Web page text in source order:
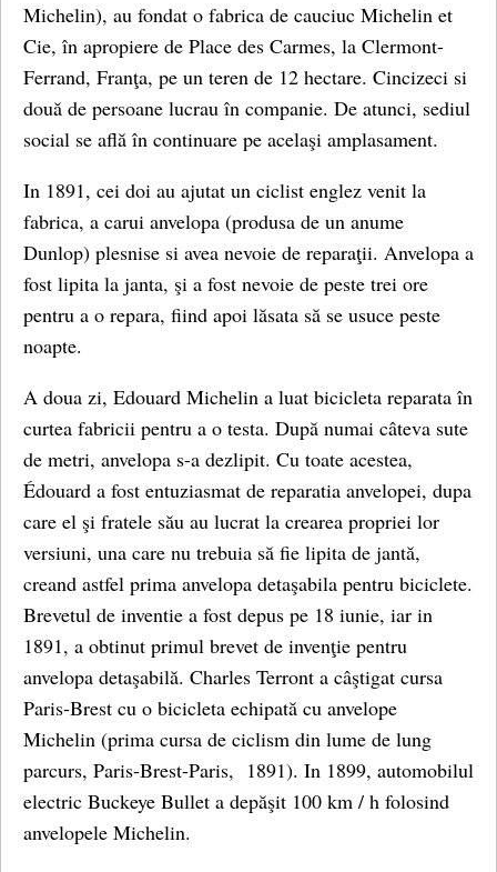
Michelin), au fondat o fabrica de cauciuc Michelin et
Cie, în apropiere de Place des Carmes, la Clermont-
Ferrand, Franţa, pe un teren de 12 hectare. Cincizeci si
două de persoane lucrau în companie. De atunci, sediul
social se află în continuare pe acelaşi amplasament.
In 1891, cei doi au ajutat un ciclist englez venit la
fabrica, a carui anvelopa (produsa de un anume
Dunlop) plesnise si avea nevoie de reparaţii. Anvelopa a
fost lipita la janta, şi a fost nevoie de peste trei ore
pentru a o repara, fiind apoi lăsata să se usuce peste
noapte.
A doua zi, Edouard Michelin a luat bicicleta reparata în
curtea fabricii pentru a o testa. După numai câteva sute
de metri, anvelopa s-a dezlipit. Cu toate acestea,
Édouard a fost entuziasmat de reparatia anvelopei, dupa
care el şi fratele său au lucrat la crearea propriei lor
versiuni, una care nu trebuia să fie lipita de jantă,
creand astfel prima anvelopa detaşabila pentru biciclete.
Brevetul de inventie a fost depus pe 18 iunie, iar in
1891, a obtinut primul brevet de invenţie pentru
anvelopa detaşabilă. Charles Terront a câştigat cursa
Paris-Brest cu o bicicleta echipată cu anvelope
Michelin (prima cursa de ciclism din lume de lung
parcurs, Paris-Brest-Paris, 1891). In 1899, automobilul
electric Buckeye Bullet a depăşit 100 km / h folosind
anvelopele Michelin.